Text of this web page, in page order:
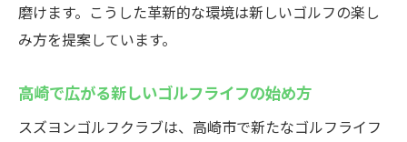
磨けます。こうした革新的な環境は新しいゴルフの楽し
み方を提案しています。
高崎で広がる新しいゴルフライフの始め方
スズヨンゴルフクラブは、高崎市で新たなゴルフライフ